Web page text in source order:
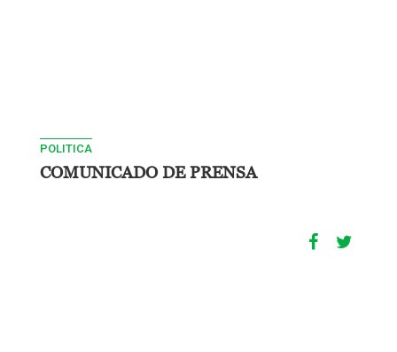
POLITICA
COMUNICADO DE PRENSA